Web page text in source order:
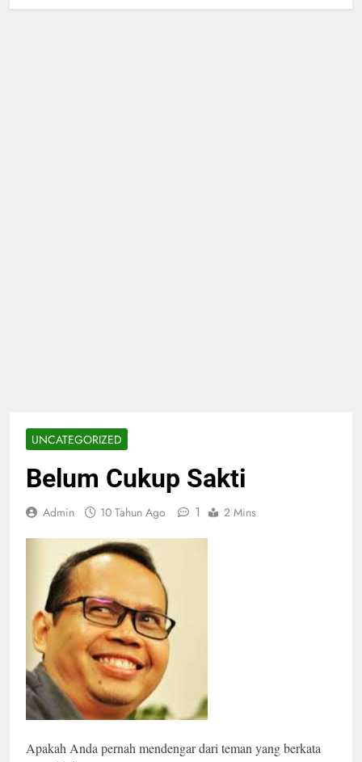
UNCATEGORIZED
Belum Cukup Sakti
Admin 10 Tahun Ago 1 2 Mins
Apakah Anda pernah mendengar dari teman yang berkata